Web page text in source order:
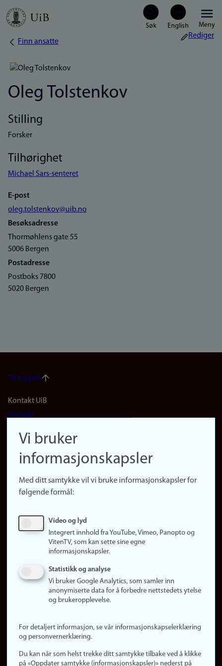
Hopp
Meny
Navigasjonssti
Finn ansatte
Rediger
Oleg Tolstenkov
Stilling
Forsker
Tilhørighet
Michael Sars-senteret
E-post
oleg.tolstenkov@uib.no
Besøksadresse
Thormøhlens gate 55
5006 Bergen
Postadresse
Postboks 7800
5020 Bergen
Til toppen
Footer
(no)
Kontakt UiB
Kontakt
Finn forsker
Presse
Finn studier
Ledige stillinger
Om nettstedet
Informasjonskapsler
Personvern
Vi bruker
informasjonskapsler
Med ditt samtykke vil vi bruke informasjonskapsler for
følgende formål:
Video og lyd
Integrert innhold fra YouTube, Vimeo, Panopto og
VitenTV, som kan sette sine egne
informasjonskapsler.
Statistikk og analyse
Vi bruker Google Analytics, som samler inn
anonymiserte data for å forbedre nettstedets ytelse
og brukeropplevelse.
For detaljert informasjon, se vår informasjonskapselerklæring
og personvernerklæring.
Du kan når som helst trekke ditt samtykke tilbake ved å klikke
på «Oppdater samtykke (informasjonskapsler)» nederst på